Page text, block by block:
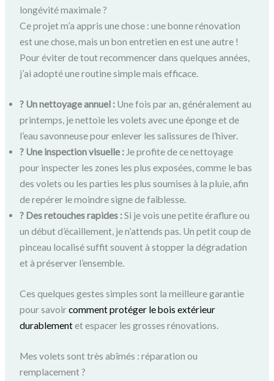
longévité maximale ?
Ce projet m’a appris une chose : une bonne rénovation
est une chose, mais un bon entretien en est une autre !
Pour éviter de tout recommencer dans quelques années,
j’ai adopté une routine simple mais efficace.
? Un nettoyage annuel : Une fois par an, généralement au
printemps, je nettoie les volets avec une éponge et de
l’eau savonneuse pour enlever les salissures de l’hiver.
? Une inspection visuelle : Je profite de ce nettoyage
pour inspecter les zones les plus exposées, comme le bas
des volets ou les parties les plus soumises à la pluie, afin
de repérer le moindre signe de faiblesse.
?️ Des retouches rapides :Si je vois une petite éraflure ou
un début d’écaillement, je n’attends pas. Un petit coup de
pinceau localisé suffit souvent à stopper la dégradation
et à préserver l’ensemble.
Ces quelques gestes simples sont la meilleure garantie
pour savoircomment protéger le bois extérieur
durablementet espacer les grosses rénovations.
Mes volets sont très abîmés : réparation ou
remplacement ?